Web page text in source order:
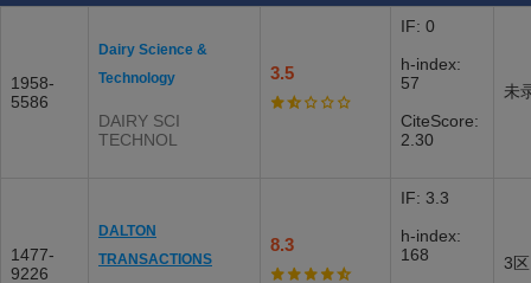
1958-
5586
Dairy Science &
Technology
DAIRY SCI
TECHNOL
3.5
IF: 0
h-index:
57
CiteScore:
2.30
未
1477-
9226
DALTON
TRANSACTIONS
8.3
IF: 3.3
h-index:
168
3区